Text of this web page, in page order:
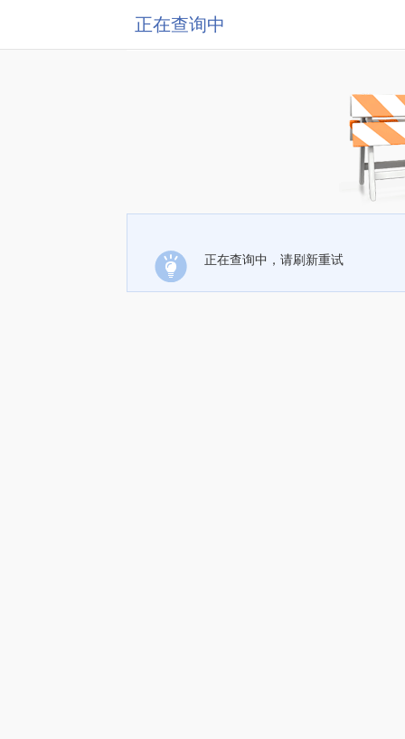
正在查询中
正在查询中，请刷新重试